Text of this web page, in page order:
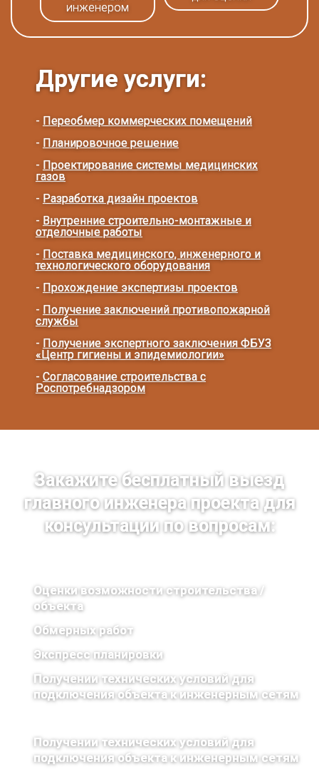
инженером
Другие услуги:
- Переобмер коммерческих помещений
- Планировочное решение
- Проектирование системы медицинских
газов
- Разработка дизайн проектов
- Внутренние строительно-монтажные и
отделочные работы
- Поставка медицинского, инженерного и
технологического оборудования
- Прохождение экспертизы проектов
- Получение заключений противопожарной
службы
- Получение экспертного заключения ФБУЗ
«Центр гигиены и эпидемиологии»
- Согласование строительства с
Роспотребнадзором
Закажите бесплатный выезд
главного инженера проекта для
консультации по вопросам:
Оценки возможности строительства /
объекта
Обмерных работ
Экспресс планировки
Получении технических условий для
подключения объекта к инженерным сетям
Получении технических условий для
подключения объекта к инженерным сетям